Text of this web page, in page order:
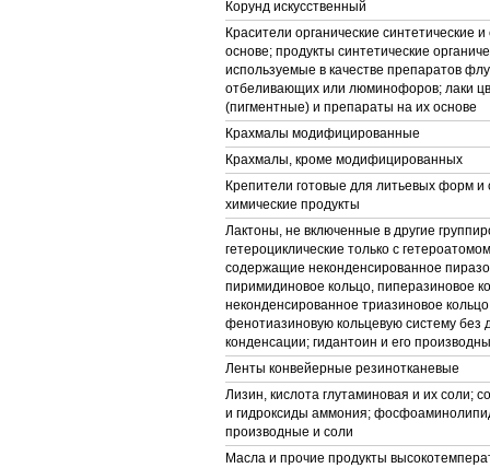
Корунд искусственный
Красители органические синтетические
основе; продукты синтетические
используемые в качестве препаратов
отбеливающих или люминофоров; лаки
(пигментные) и препараты на их основе
Крахмалы модифицированные
Крахмалы, кроме модифицированных
Крепители готовые для литьевых форм и
химические продукты
Лактоны, не включенные в другие
гетероциклические только с
содержащие неконденсированное
пиримидиновое кольцо, пиперазиновое
неконденсированное триазиновое
фенотиазиновую кольцевую систему без
конденсации; гидантоин и его
Ленты конвейерные резинотканевые
Лизин, кислота глутаминовая и их соли;
и гидроксиды аммония;
производные и соли
Масла и прочие продукты